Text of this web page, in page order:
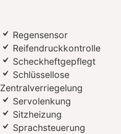
Regensensor
Reifendruckkontrolle
Scheckheftgepflegt
Schlüssellose
Zentralverriegelung
Servolenkung
Sitzheizung
Sprachsteuerung